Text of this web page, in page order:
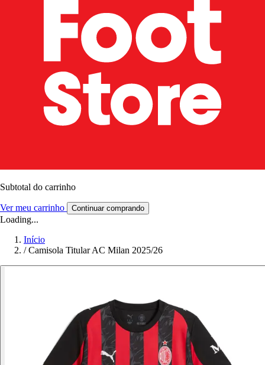
Subtotal do carrinho
Ver meu carrinho Continuar comprando
Loading...
Início
/ Camisola Titular AC Milan 2025/26